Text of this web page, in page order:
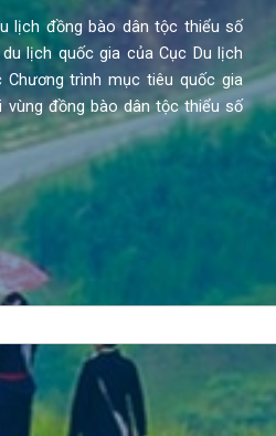
lịch đồng bào dân tộc thiểu số
lịch quốc gia của Cục Du lịch
Chương trình mục tiêu quốc gia
đồng bào dân tộc thiểu số